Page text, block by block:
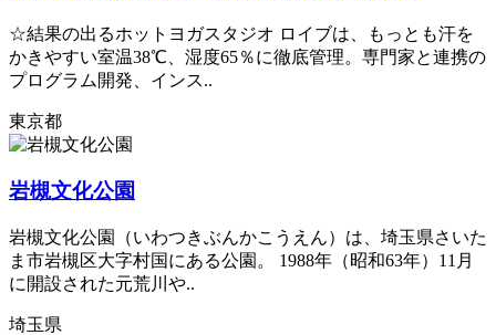
☆結果の出るホットヨガスタジオ ロイブは、もっとも汗を
かきやすい室温38℃、湿度65％に徹底管理。専門家と連携の
プログラム開発、インス..
東京都
岩槻文化公園
岩槻文化公園（いわつきぶんかこうえん）は、埼玉県さいた
ま市岩槻区大字村国にある公園。 1988年（昭和63年）11月
に開設された元荒川や..
埼玉県